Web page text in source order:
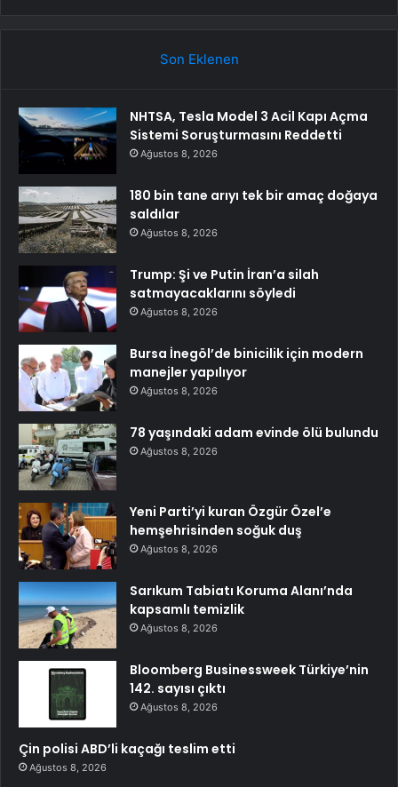
Son Eklenen
NHTSA, Tesla Model 3 Acil Kapı Açma
Sistemi Soruşturmasını Reddetti
Ağustos 8, 2026
180 bin tane arıyı tek bir amaç doğaya
saldılar
Ağustos 8, 2026
Trump: Şi ve Putin İran’a silah
satmayacaklarını söyledi
Ağustos 8, 2026
Bursa İnegöl’de binicilik için modern
manejler yapılıyor
Ağustos 8, 2026
78 yaşındaki adam evinde ölü bulundu
Ağustos 8, 2026
Yeni Parti’yi kuran Özgür Özel’e
hemşehrisinden soğuk duş
Ağustos 8, 2026
Sarıkum Tabiatı Koruma Alanı’nda
kapsamlı temizlik
Ağustos 8, 2026
Bloomberg Businessweek Türkiye’nin
142. sayısı çıktı
Ağustos 8, 2026
Çin polisi ABD’li kaçağı teslim etti
Ağustos 8, 2026